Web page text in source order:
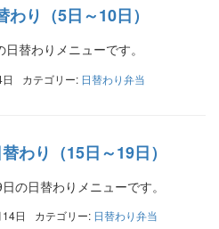
り（5日～10日）
替わりメニューです。
カテゴリー: 日替わり弁当
わり（15日～19日）
の日替わりメニューです。
日 カテゴリー: 日替わり弁当